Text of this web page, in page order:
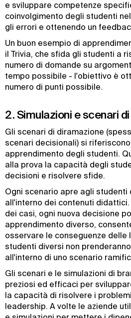
e sviluppare competenze
coinvolgimento degli studenti
gli errori e ottenendo un
Un buon esempio di
il Trivia, che sfida gli studenti a
numero di domande su
tempo possibile - l'obiettivo è
numero di punti possibile.
2. Simulazioni e scenari
Gli scenari di diramazione
scenari decisionali) si
apprendimento degli studenti.
alla prova la capacità degli
decisioni e risolvere sfide.
Ogni scenario apre agli studenti
all'interno dei contenuti
dei casi, ogni nuova decisione
apprendimento diverso,
osservare le conseguenze delle
studenti diversi non
all'interno di uno scenario
Gli scenari e le simulazioni di
preziosi ed efficaci per
la capacità di risolvere i
leadership. A volte le aziende